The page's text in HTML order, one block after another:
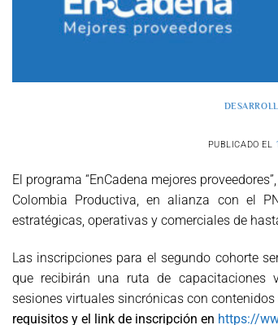
PUBLICADO EL
El programa “EnCadena mejores
Colombia Productiva, en alianza con el
estratégicas, operativas y comerciales de
Las inscripciones para el segundo cohorte
que recibirán una ruta de capacitaciones
sesiones virtuales sincrónicas con
requisitos y el link de inscripción en https://